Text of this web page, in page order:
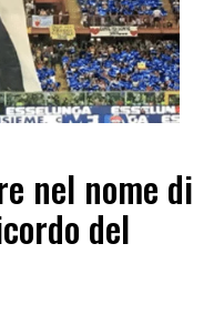
nel nome di
del